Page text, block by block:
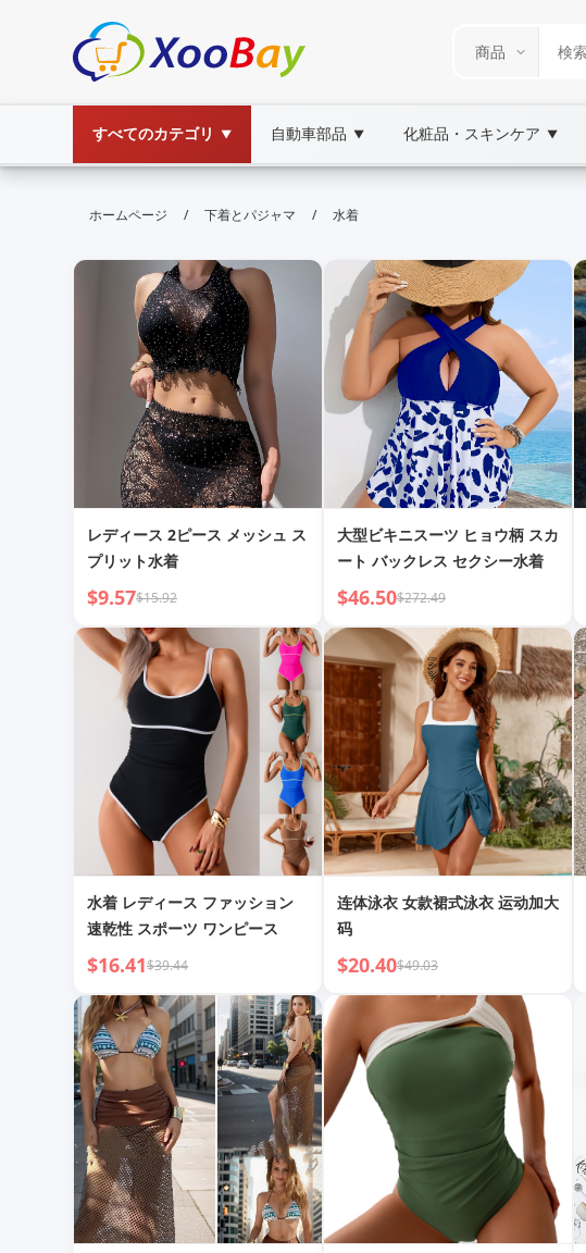
すべてのカテゴリ ▼ 自動車部品 ▼ 化粧品・スキンケア ▼
水着 | XOOBAY B2B/B2C Marketplace
最新水着コーデと購入ガイドを紹介します。
ホームページ / 下着とパジャマ / 水着
レディース 2ピース メッシュ ス
プリット水着
$9.57$15.92
大型ビキニスーツ ヒョウ柄 スカ
ート バックレス セクシー水着
$46.50$272.49
水着 レディース ファッション
速乾性 スポーツ ワンピース
$16.41$39.44
连体泳衣 女款裙式泳衣 运动加大
码
$20.40$49.03